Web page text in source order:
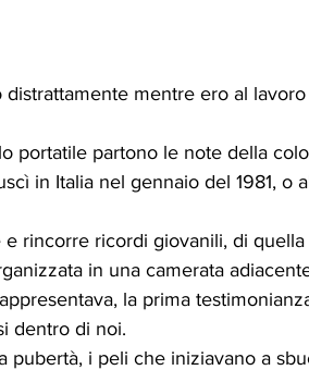
distrattamente mentre ero al
portatile partono le note della
in Italia nel gennaio del 1981, o
rincorre ricordi giovanili, di
in una camerata
la prima
dentro di noi.
pubertà, i peli che iniziavano a